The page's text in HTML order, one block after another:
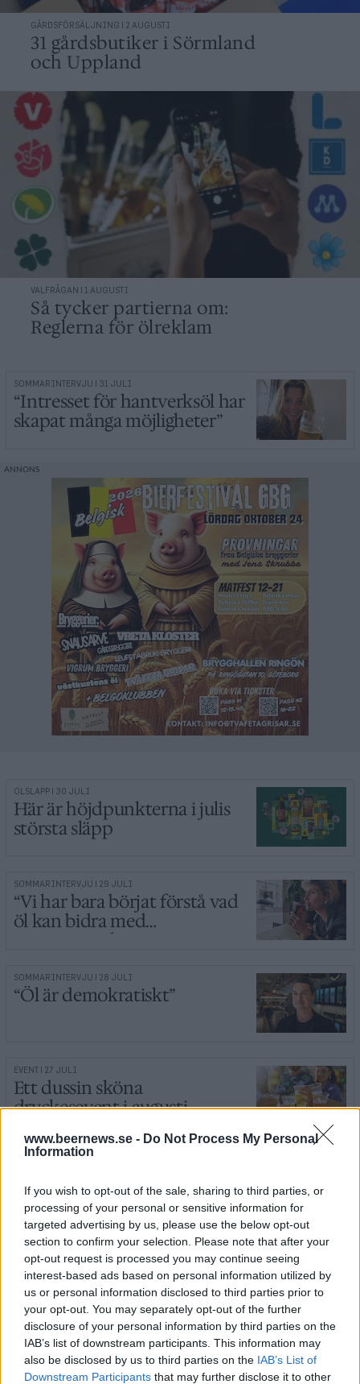
www.beernews.se - Do Not Process My Personal
Information
If you wish to opt-out of the sale, sharing to third parties, or
processing of your personal or sensitive information for
targeted advertising by us, please use the below opt-out
section to confirm your selection. Please note that after your
opt-out request is processed you may continue seeing
interest-based ads based on personal information utilized by
us or personal information disclosed to third parties prior to
your opt-out. You may separately opt-out of the further
disclosure of your personal information by third parties on the
IAB’s list of downstream participants. This information may
also be disclosed by us to third parties on the IAB’s List of
Downstream Participants that may further disclose it to other
GÅRDSFÖRSÄLJNING | 2 AUGUSTI
31 gårdsbutiker i Sörmland
och Uppland
VALFRÅGAN | 1 AUGUSTI
Så tycker partierna om:
Reglerna för ölreklam
SOMMARINTERVJU | 31 JULI
“Intresset för hantverksöl har
skapat många möjligheter”
ÖLSLÄPP | 30 JULI
Här är höjdpunkterna i julis
största släpp
SOMMARINTERVJU | 29 JULI
“Vi har bara börjat förstå vad
öl kan bidra med
gastronomiskt”
SOMMARINTERVJU | 28 JULI
“Öl är demokratiskt”
EVENT | 27 JULI
Ett dussin sköna
dryckesevent i augusti